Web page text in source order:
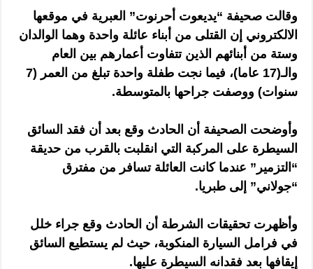
وقالت صحيفة “يديعوت أحرنوت” العبرية في موقعها
الالكتروني إن القتلى من أبناء عائلة واحدة وهما الوالدان
وستة من أبنائهم الذين تتفاوت أعمارهم بين العام
والـ(17 عاما)، فيما نجت طفلة واحدة تبلغ من العمر (7
سنوات) ووصفت جراحها بالمتوسطة.
وأوضحت الصحيفة أن الحادث وقع بعد أن فقد السائق
السيطرة على المركبة التي انقلبت بالقرب من حديقة
“التزمير” عندما كانت العائلة تسافر من مفترق
“جولاني” إلى طبريا.
وأظهرت تحقيقات الشرطة أن الحادث وقع جراء خلل
في فرامل السيارة المنكوبة، حيث لم يستطيع السائق
إيقافها بعد فقدانه السيطرة عليها.